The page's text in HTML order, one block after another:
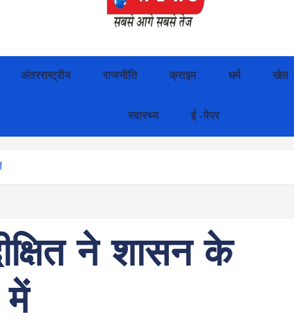
अंतरराष्ट्रीय राजनीति क्राइम धर्म खेल
स्वास्थ्य ई -पेपर
ने शासन के
में